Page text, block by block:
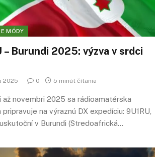
MÓDY
– Burundi 2025: výzva v srdci
2025 0 5 minút čítania
až novembri 2025 sa rádioamatérska
na výraznú DX expedíciu: 9U1RU,
v Burundi (Stredoafrická…